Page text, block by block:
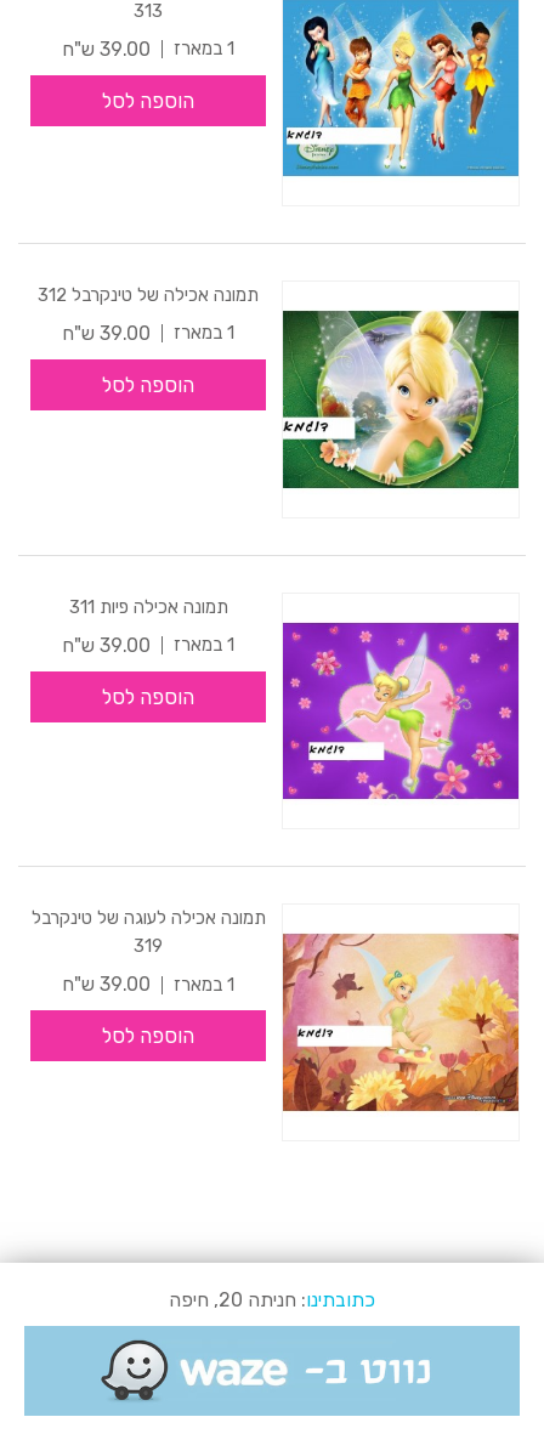
313
1 במארז
39.00 ש"ח
הוספה לסל
תמונה אכילה של טינקרבל 312
1 במארז
39.00 ש"ח
הוספה לסל
תמונה אכילה פיות 311
1 במארז
39.00 ש"ח
הוספה לסל
תמונה אכילה לעוגה של טינקרבל
319
1 במארז
39.00 ש"ח
הוספה לסל
כתובתינו: חניתה 20, חיפה